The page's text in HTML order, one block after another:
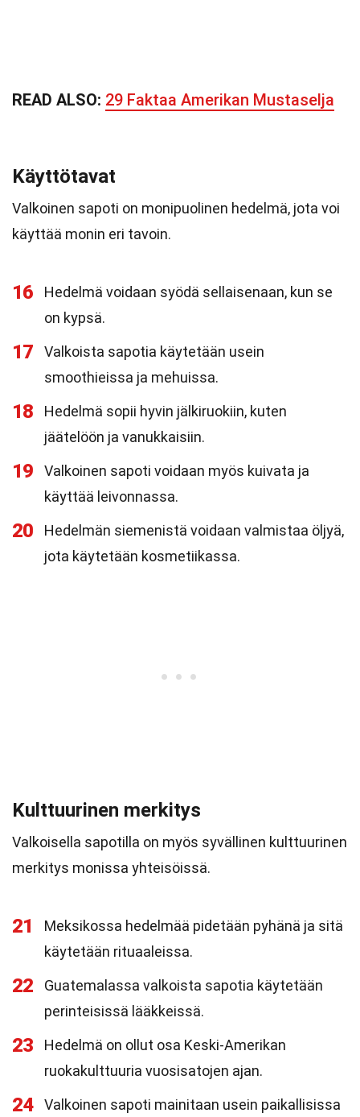
READ ALSO: 29 Faktaa Amerikan Mustaselja
Käyttötavat
Valkoinen sapoti on monipuolinen hedelmä, jota voi
käyttää monin eri tavoin.
16
Hedelmä voidaan syödä sellaisenaan, kun se
on kypsä.
17
Valkoista sapotia käytetään usein
smoothieissa ja mehuissa.
18
Hedelmä sopii hyvin jälkiruokiin, kuten
jäätelöön ja vanukkaisiin.
19
Valkoinen sapoti voidaan myös kuivata ja
käyttää leivonnassa.
20
Hedelmän siemenistä voidaan valmistaa öljyä,
jota käytetään kosmetiikassa.
Kulttuurinen merkitys
Valkoisella sapotilla on myös syvällinen kulttuurinen
merkitys monissa yhteisöissä.
21
Meksikossa hedelmää pidetään pyhänä ja sitä
käytetään rituaaleissa.
22
Guatemalassa valkoista sapotia käytetään
perinteisissä lääkkeissä.
23
Hedelmä on ollut osa Keski-Amerikan
ruokakulttuuria vuosisatojen ajan.
24
Valkoinen sapoti mainitaan usein paikallisissa